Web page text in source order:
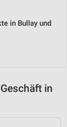
in Bullay und
in